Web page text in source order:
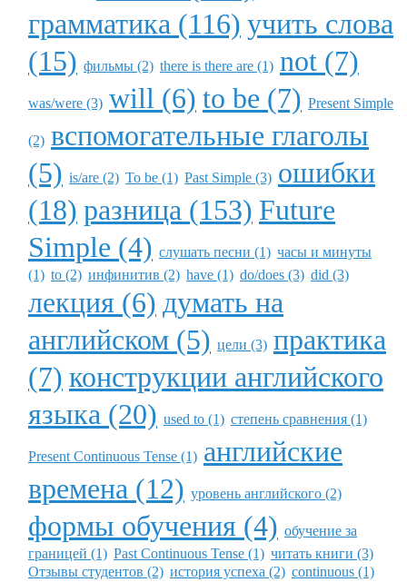
грамматика (116) учить слова
(15) фильмы (2) there is there are (1) not (7)
was/were (3) will (6) to be (7) Present Simple
(2) вспомогательные глаголы
(5) is/are (2) To be (1) Past Simple (3) ошибки
(18) разница (153) Future
Simple (4) слушать песни (1) часы и минуты
(1) to (2) инфинитив (2) have (1) do/does (3) did (3)
лекция (6) думать на
английском (5) цели (3) практика
(7) конструкции английского
языка (20) used to (1) степень сравнения (1)
Present Continuous Tense (1) английские
времена (12) уровень английского (2)
формы обучения (4) обучение за
границей (1) Past Continuous Tense (1) читать книги (3)
Отзывы студентов (2) история успеха (2) continuous (1)